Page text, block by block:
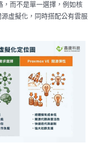
而不是單一選擇，例如核
虛擬化，同時搭配公有雲服